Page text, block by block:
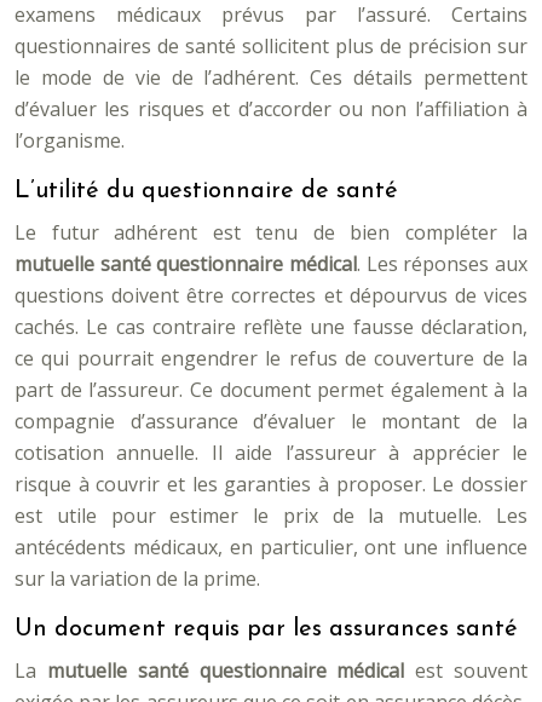
examens médicaux prévus par l’assuré. Certains
questionnaires de santé sollicitent plus de précision sur
le mode de vie de l’adhérent. Ces détails permettent
d’évaluer les risques et d’accorder ou non l’affiliation à
l’organisme.
L’utilité du questionnaire de santé
Le futur adhérent est tenu de bien compléter la
mutuelle santé questionnaire médical. Les réponses aux
questions doivent être correctes et dépourvus de vices
cachés. Le cas contraire reflète une fausse déclaration,
ce qui pourrait engendrer le refus de couverture de la
part de l’assureur. Ce document permet également à la
compagnie d’assurance d’évaluer le montant de la
cotisation annuelle. Il aide l’assureur à apprécier le
risque à couvrir et les garanties à proposer. Le dossier
est utile pour estimer le prix de la mutuelle. Les
antécédents médicaux, en particulier, ont une influence
sur la variation de la prime.
Un document requis par les assurances santé
La mutuelle santé questionnaire médical est souvent